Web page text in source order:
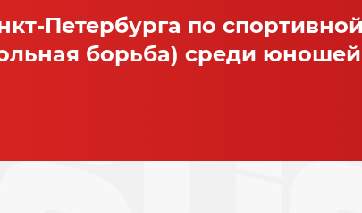
Петербурга по
борьба) среди юношей